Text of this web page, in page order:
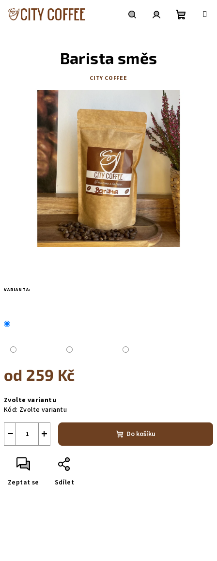
obsah
VARIANTA:
od 259 Kč
cena:
Zvolte variantu
Kód: Zvolte variantu
+
− Do košíku
Zeptat se Sdílet
Barista směs
CITY COFFEE